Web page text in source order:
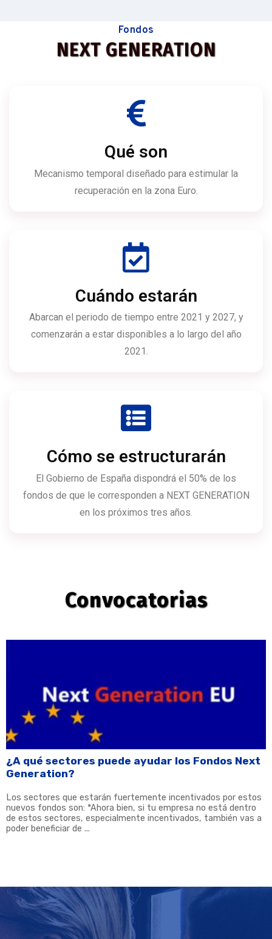
Fondos
NEXT GENERATION
Qué son
Mecanismo temporal diseñado para estimular la
recuperación en la zona Euro.
Cuándo estarán
Abarcan el periodo de tiempo entre 2021 y 2027, y
comenzarán a estar disponibles a lo largo del año
2021.
Cómo se estructurarán
El Gobierno de España dispondrá el 50% de los
fondos de que le corresponden a NEXT GENERATION
en los próximos tres años.
Convocatorias
¿A qué sectores puede ayudar los Fondos Next
Generation?
Los sectores que estarán fuertemente incentivados por estos
nuevos fondos son: *Ahora bien, si tu empresa no está dentro
de estos sectores, especialmente incentivados, también vas a
poder beneficiar de ...